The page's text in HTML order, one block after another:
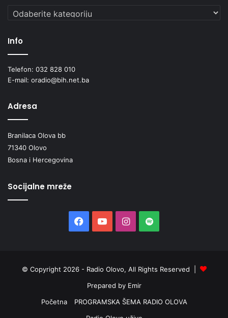
Kategorije
Info
Telefon: 032 828 010
E-mail: oradio@bih.net.ba
Adresa
Branilaca Olova bb
71340 Olovo
Bosna i Hercegovina
Socijalne mreže
Facebook
YouTubeInstagram
Spotify
© Copyright 2026 - Radio Olovo, All Rights Reserved |
Prepared by Emir
Početna
PROGRAMSKA ŠEMA RADIO OLOVA